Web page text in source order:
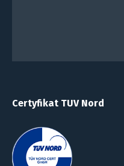
Certyfikat TUV Nord